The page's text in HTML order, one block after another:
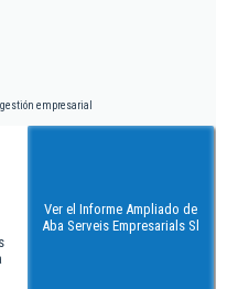
empresarial
Ver el Informe Ampliado de
Aba Serveis Empresarials Sl